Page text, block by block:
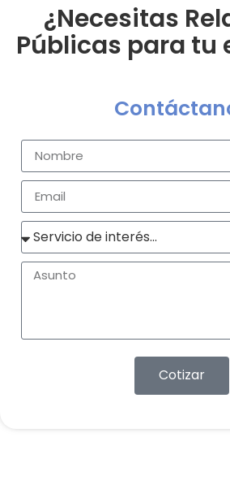
¿Necesitas
Públicas para tu
Cotizar